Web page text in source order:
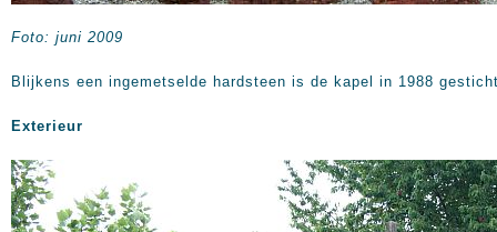
Foto: juni 2009
Blijkens een ingemetselde hardsteen is de kapel in 1988
Exterieur